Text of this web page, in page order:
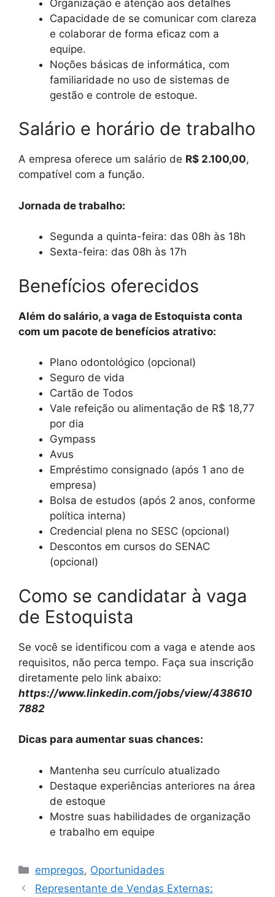
Organização e atenção aos detalhes
Capacidade de se comunicar com clareza
e colaborar de forma eficaz com a
equipe.
Noções básicas de informática, com
familiaridade no uso de sistemas de
gestão e controle de estoque.
Salário e horário de trabalho
A empresa oferece um salário de R$ 2.100,00,
compatível com a função.
Jornada de trabalho:
Segunda a quinta-feira: das 08h às 18h
Sexta-feira: das 08h às 17h
Benefícios oferecidos
Além do salário, a vaga de Estoquista conta
com um pacote de benefícios atrativo:
Plano odontológico (opcional)
Seguro de vida
Cartão de Todos
Vale refeição ou alimentação de R$ 18,77
por dia
Gympass
Avus
Empréstimo consignado (após 1 ano de
empresa)
Bolsa de estudos (após 2 anos, conforme
política interna)
Credencial plena no SESC (opcional)
Descontos em cursos do SENAC
(opcional)
Como se candidatar à vaga
de Estoquista
Se você se identificou com a vaga e atende aos
requisitos, não perca tempo. Faça sua inscrição
diretamente pelo link abaixo:
https://www.linkedin.com/jobs/view/438610
7882
Dicas para aumentar suas chances:
Mantenha seu currículo atualizado
Destaque experiências anteriores na área
de estoque
Mostre suas habilidades de organização
e trabalho em equipe
Categories
empregos, Oportunidades
Representante de Vendas Externas: